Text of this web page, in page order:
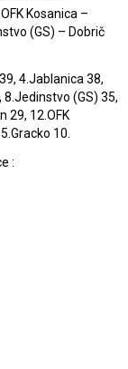
Kosanica –
(GS) – Dobrič
4.Jablanica 38,
(GS) 35,
29, 12.OFK
10.
: